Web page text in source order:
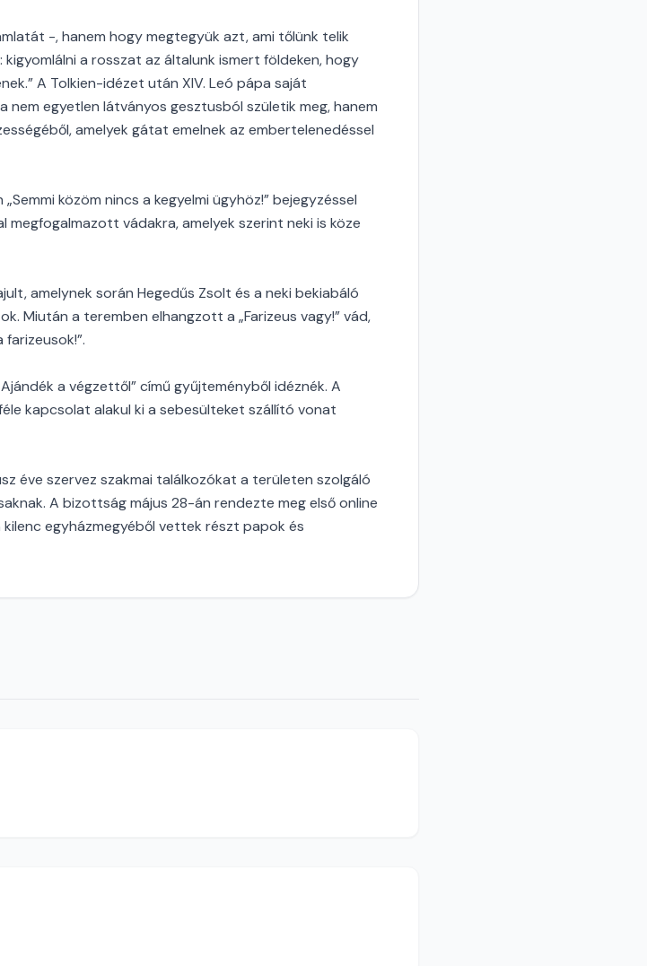
-, hanem hogy megtegyük azt, ami tőlünk telik
a rosszat az általunk ismert földeken, hogy
A Tolkien-idézet után XIV. Leó pápa saját
egyetlen látványos gesztusból születik meg, hanem
amelyek gátat emelnek az embertelenedéssel
közöm nincs a kegyelmi ügyhöz!” bejegyzéssel
vádakra, amelyek szerint neki is köze
amelynek során Hegedűs Zsolt és a neki bekiabáló
Miután a teremben elhangzott a „Farizeus vagy!” vád,
a végzettől” című gyűjteményből idéznék. A
kapcsolat alakul ki a sebesülteket szállító vonat
éve szervez szakmai találkozókat a területen szolgáló
A bizottság május 28-án rendezte meg első online
egyházmegyéből vettek részt papok és